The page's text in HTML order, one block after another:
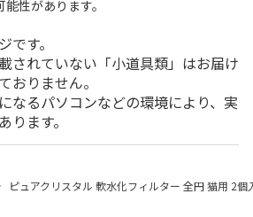
性があります。
です。
されていない「小道具類」はお届け
おりません。
なるパソコンなどの環境により、実
ります。
ピュアクリスタル 軟水化フィルター 全円 猫用 2個